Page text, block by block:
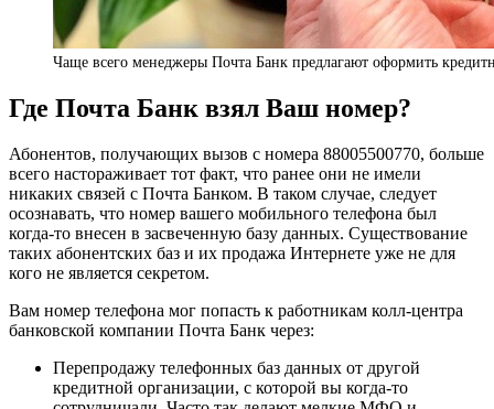
Чаще всего менеджеры Почта Банк предлагают оформить
Где Почта Банк взял Ваш номер?
Абонентов, получающих вызов с номера 88005500770, больше
всего настораживает тот факт, что ранее они не имели
никаких связей с Почта Банком. В таком случае, следует
осознавать, что номер вашего мобильного телефона был
когда-то внесен в засвеченную базу данных. Существование
таких абонентских баз и их продажа Интернете уже не для
кого не является секретом.
Вам номер телефона мог попасть к работникам колл-центра
банковской компании Почта Банк через:
Перепродажу телефонных баз данных от другой
кредитной организации, с которой вы когда-то